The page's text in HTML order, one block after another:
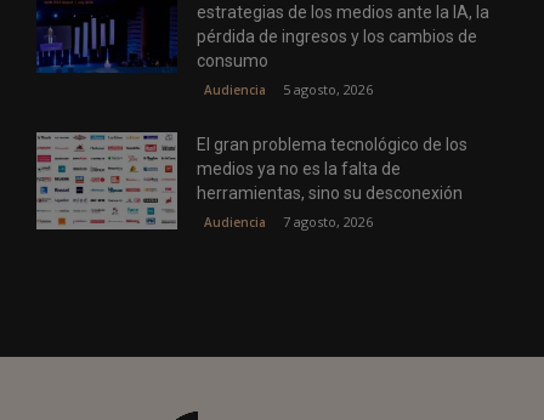
estrategias de los medios ante la IA, la
pérdida de ingresos y los cambios de
consumo
Audiencia 5 agosto, 2026
El gran problema tecnológico de los
medios ya no es la falta de
herramientas, sino su desconexión
Audiencia 7 agosto, 2026